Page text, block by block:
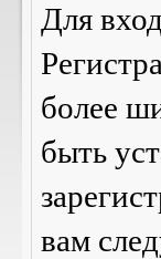
Для
более
быть
вам